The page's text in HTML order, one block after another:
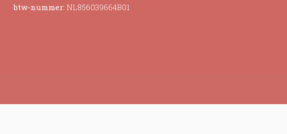
btw-nummer: NL856039664B01